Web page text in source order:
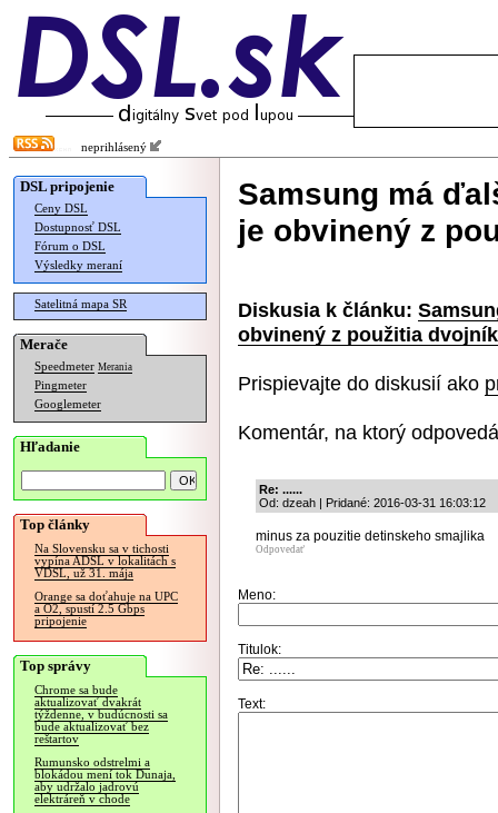
neprihlásený
DSL pripojenie
Ceny DSL
Dostupnosť DSL
Fórum o DSL
Výsledky meraní
Satelitná mapa SR
Merače
Speedmeter Merania
Pingmeter
Googlemeter
Hľadanie
Top články
Na Slovensku sa v tichosti
vypína ADSL v lokalitách s
VDSL, už 31. mája
Orange sa doťahuje na UPC
a O2, spustí 2.5 Gbps
pripojenie
Top správy
Chrome sa bude
aktualizovať dvakrát
týždenne, v budúcnosti sa
bude aktualizovať bez
reštartov
Rumunsko odstrelmi a
blokádou mení tok Dunaja,
aby udržalo jadrovú
elektráreň v chode
Samsung má
je obvinený z
Diskusia k článku:
obvinený z použitia
Prispievajte do diskusií ako
Komentár, na ktorý
Re: ......
Od: dzeah | Pridané: 2016-03-31 16:03:12
minus za pouzitie detinskeho smajlika
Odpovedať
Meno:
Titulok:
Text: